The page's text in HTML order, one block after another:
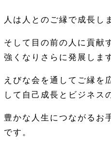
人は人とのご縁で成長し
そして目の前の人に貢献
強くなりさらに発展しま
えびな会を通してご縁を
して自己成長とビジネス
豊かな人生につながるお
です。